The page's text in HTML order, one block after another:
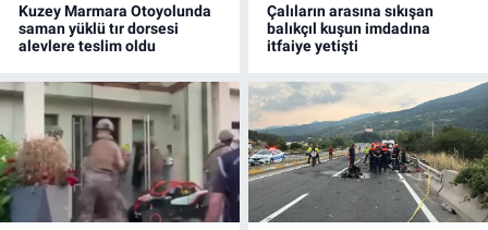
Kuzey Marmara Otoyolunda
saman yüklü tır dorsesi
alevlere teslim oldu
Çalıların arasına sıkışan
balıkçıl kuşun imdadına
itfaiye yetişti